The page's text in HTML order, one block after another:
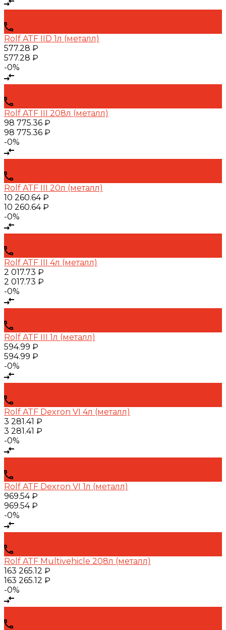
Rolf ATF IID 1л (металл)
577.28 ₽
577.28 ₽
-0%
Rolf ATF III 208л (металл)
98 775.36 ₽
98 775.36 ₽
-0%
Rolf ATF III 20л (металл)
10 260.64 ₽
10 260.64 ₽
-0%
Rolf ATF III 4л (металл)
2 017.73 ₽
2 017.73 ₽
-0%
Rolf ATF III 1л (металл)
594.99 ₽
594.99 ₽
-0%
Rolf ATF Dexron VI 4л (металл)
3 281.41 ₽
3 281.41 ₽
-0%
Rolf ATF Dexron VI 1л (металл)
969.54 ₽
969.54 ₽
-0%
Rolf ATF Multivehicle 208л (металл)
163 265.12 ₽
163 265.12 ₽
-0%